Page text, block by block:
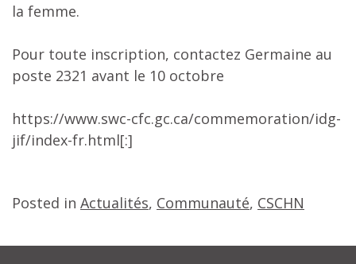
la femme.
Pour toute inscription, contactez Germaine au
poste 2321 avant le 10 octobre
https://www.swc-cfc.gc.ca/commemoration/idg-
jif/index-fr.html[:]
Posted in Actualités, Communauté, CSCHN